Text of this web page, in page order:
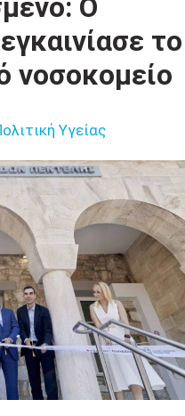
Ο
το
νοσοκομείο
Υγείας